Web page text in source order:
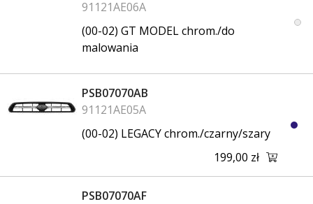
91121AE06A
(00-02) GT MODEL chrom./do
malowania
PSB07070AB
91121AE05A
(00-02) LEGACY chrom./czarny/szary
199,00 zł
PSB07070AF